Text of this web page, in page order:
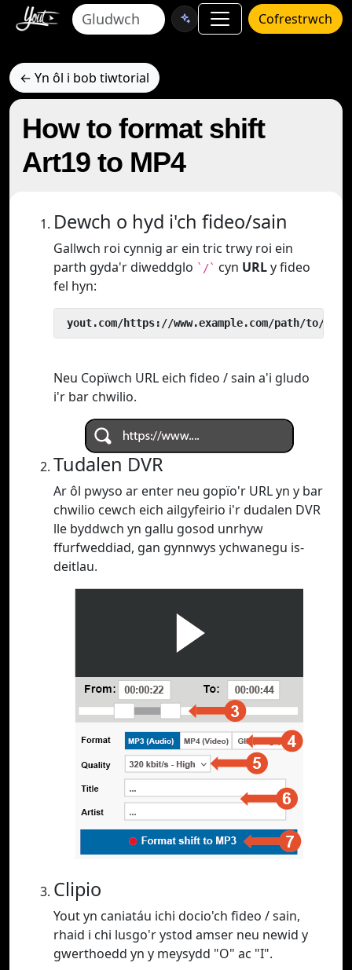
Cofrestrwch
← Yn ôl i bob tiwtorial
How to format shift
Art19 to MP4
Dewch o hyd i'ch fideo/sain
Gallwch roi cynnig ar ein tric trwy roi ein
parth gyda'r diweddglo `/` cyn URLy fideo
fel hyn:
yout.com/https://www.example.com/path/to/
Neu Copïwch URL eich fideo / sain a'i gludo
i'r bar chwilio.
Tudalen DVR
Ar ôl pwyso ar enter neu gopïo'r URL yn y bar
chwilio cewch eich ailgyfeirio i'r dudalen DVR
lle byddwch yn gallu gosod unrhyw
ffurfweddiad, gan gynnwys ychwanegu is-
deitlau.
Clipio
Yout yn caniatáu ichi docio'ch fideo / sain,
rhaid i chi lusgo'r ystod amser neu newid y
gwerthoedd yn y meysydd "O" ac "I".